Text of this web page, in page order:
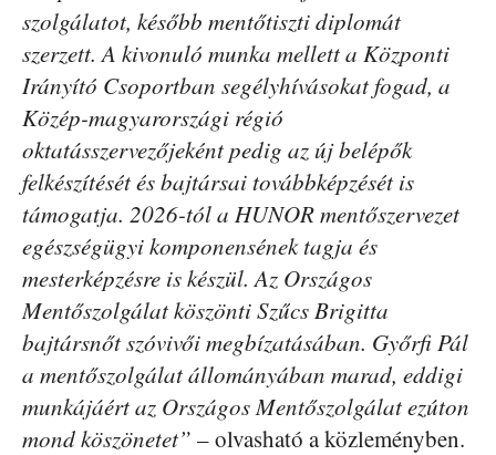
szolgálatot, később mentőtiszti diplomát
szerzett. A kivonuló munka mellett a Központi
Irányító Csoportban segélyhívásokat fogad, a
Közép-magyarországi régió
oktatásszervezőjeként pedig az új belépők
felkészítését és bajtársai továbbképzését is
támogatja. 2026-tól a HUNOR mentőszervezet
egészségügyi komponensének tagja és
mesterképzésre is készül. Az Országos
Mentőszolgálat köszönti Szűcs Brigitta
bajtársnőt szóvivői megbízatásában. Győrfi Pál
a mentőszolgálat állományában marad, eddigi
munkájáért az Országos Mentőszolgálat ezúton
mond köszönetet” – olvasható a közleményben.